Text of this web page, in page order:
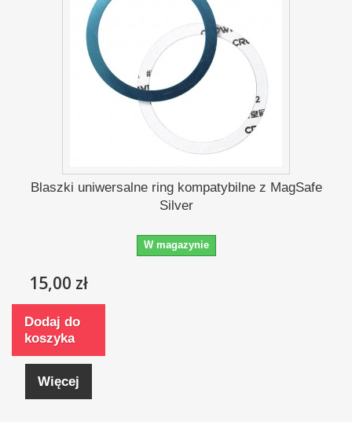
Blaszki uniwersalne ring kompatybilne z MagSafe
Silver
W magazynie
15,00 zł
Dodaj do
koszyka
Więcej